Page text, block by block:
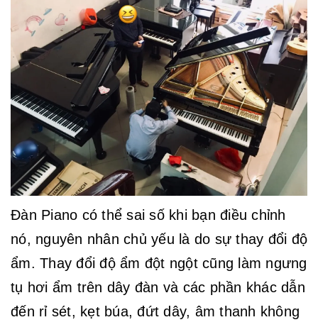
Đàn Piano có thể sai số khi bạn điều chỉnh
nó, nguyên nhân chủ yếu là do sự thay đổi độ
ẩm. Thay đổi độ ẩm đột ngột cũng làm ngưng
tụ hơi ẩm trên dây đàn và các phần khác dẫn
đến rỉ sét, kẹt búa, đứt dây, âm thanh không